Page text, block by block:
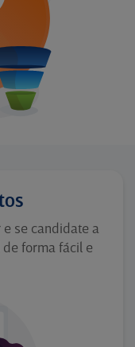
se candidate a
forma fácil e